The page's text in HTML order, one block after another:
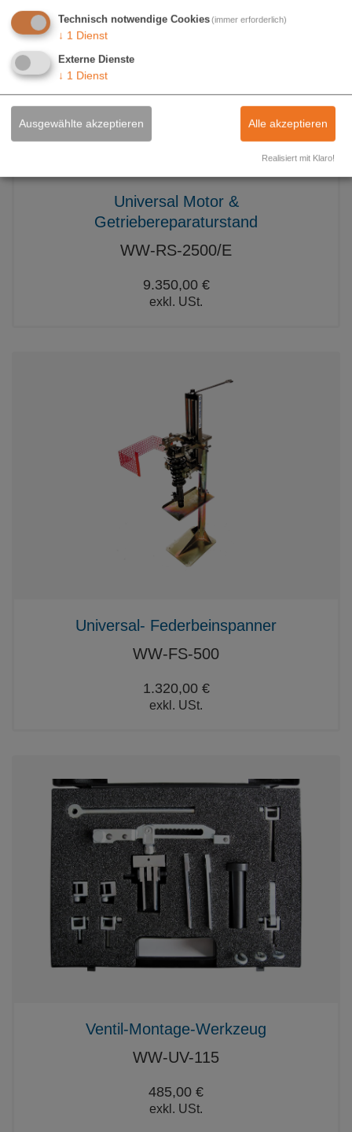
Universal Motor &
Getriebereparaturstand
WW-RS-2500/E
9.350,00 €
exkl. USt.
Universal- Federbeinspanner
WW-FS-500
1.320,00 €
exkl. USt.
Ventil-Montage-Werkzeug
WW-UV-115
485,00 €
exkl. USt.
Technisch notwendige Cookies(immer erforderlich)
↓ 1 Dienst
Externe Dienste
↓ 1 Dienst
Ausgewählte akzeptieren Alle akzeptieren
Realisiert mit Klaro!